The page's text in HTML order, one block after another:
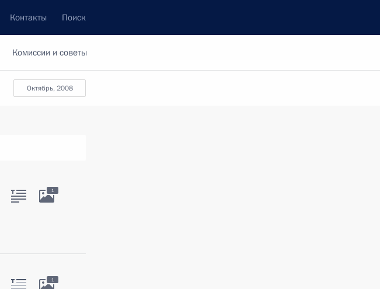
Контакты Поиск
Комиссии и советы
октябрь, 2008
1
1